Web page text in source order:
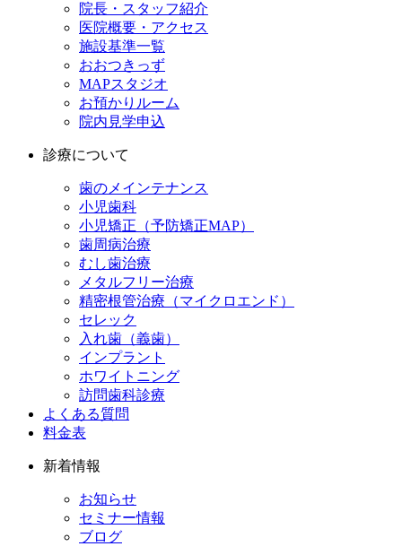
院長・スタッフ紹介
医院概要・アクセス
施設基準一覧
おおつきっず
MAPスタジオ
お預かりルーム
院内見学申込
診療について
歯のメインテナンス
小児歯科
小児矯正（予防矯正MAP）
歯周病治療
むし歯治療
メタルフリー治療
精密根管治療（マイクロエンド）
セレック
入れ歯（義歯）
インプラント
ホワイトニング
訪問歯科診療
よくある質問
料金表
新着情報
お知らせ
セミナー情報
ブログ